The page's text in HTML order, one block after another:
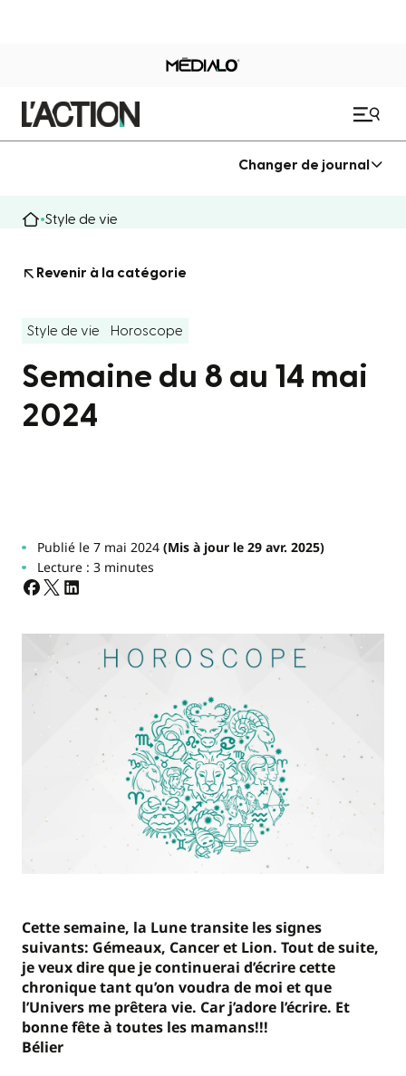
Changer de journal
Style de vie
Revenir à la catégorie
Style de vie Horoscope
Semaine du 8 au 14 mai
2024
Publié le 7 mai 2024(Mis à jour le 29 avr. 2025)
Lecture : 3 minutes
Cette semaine, la Lune transite les signes
suivants: Gémeaux, Cancer et Lion. Tout de suite,
je veux dire que je continuerai d’écrire cette
chronique tant qu’on voudra de moi et que
l’Univers me prêtera vie. Car j’adore l’écrire. Et
bonne fête à toutes les mamans!!!
Bélier